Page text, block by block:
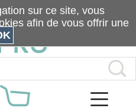
sur ce site, vous
afin de vous offrir une